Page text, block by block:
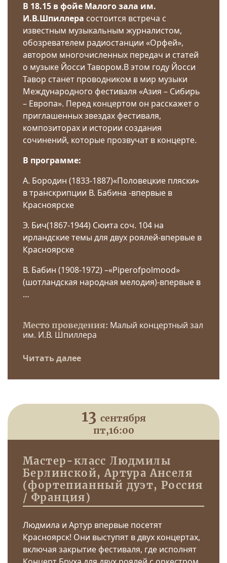
В 18.15 в фойе Малого зала им.
И.В.Шпиллера состоится встреча с
известным музыкальным журналистом,
обозревателем радиостанции «Орфей»,
автором многочисленных передач и статей
о музыке Йосси Тавором.В этом году Йосси
Тавор станет проводником в мир музыки
Международного фестиваля «Азия – Сибирь
– Европа». Перед концертом он расскажет о
приглашенных звездах фестиваля,
композиторах и истории создания
сочинений, которые прозвучат в концерте.
В программе:
А. Бородин (1833-1887)«Половецкие пляски»
в транскрипции В. Бабина -впервые в
Красноярске
Э. Бич(1867-1944) Сюита соч. 104 на
ирландские темы для двух роялей-впервые в
Красноярске
В. Бабин (1908-1972) –«Piperofpolmood»
(шотландская народная мелодия)-впервые в
…
Место проведения: Малый концертный зал
им. И.В. Шпиллера
Читать далее
13 сентября
пт,16:00
Мастер-класс Людмилы
Берлинской, Артура Анселя
(фортепианный дуэт, Россия
/ Франция)
Людмила и Артур впервые посетят
Красноярск! Они выступят в двух концертах,
включая закрытие фестиваля, где исполнят